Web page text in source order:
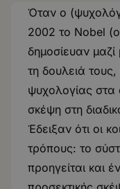
Όταν ο
2002 το Nobel
δημοσίευαν
τη δουλειά
ψυχολογίας στα
σκέψη στη
Έδειξαν ότι οι
τρόπους: το
προηγείται και